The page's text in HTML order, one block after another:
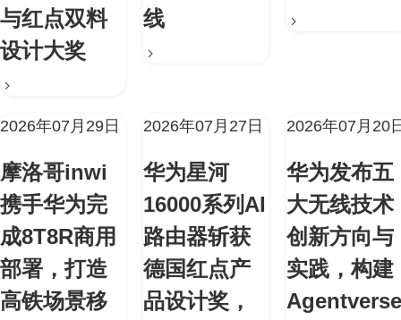
与红点双料
设计大奖
线
2026年07月29日
摩洛哥inwi
携手华为完
成8T8R商用
部署，打造
高铁场景移
2026年07月27日
华为星河
16000系列AI
路由器斩获
德国红点产
品设计奖，
2026年07月20
华为发布五
大无线技术
创新方向与
实践，构建
Agentverse